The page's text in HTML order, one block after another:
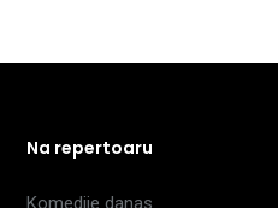
Na repertoaru
Komedije danas